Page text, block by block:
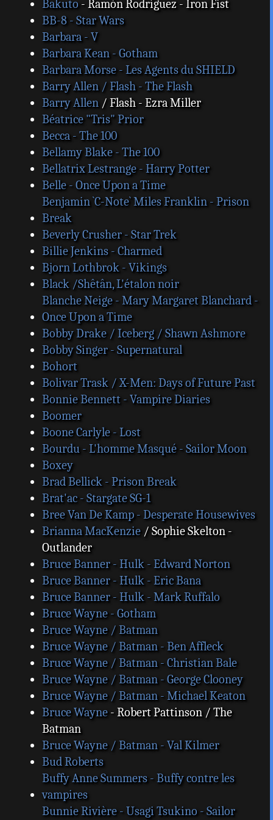
Bakuto - Ramón Rodríguez - Iron Fist
BB-8 - Star Wars
Barbara - V
Barbara Kean - Gotham
Barbara Morse - Les Agents du SHIELD
Barry Allen / Flash - The Flash
Barry Allen/ Flash - Ezra Miller
Béatrice "Tris" Prior
Becca - The 100
Bellamy Blake - The 100
Bellatrix Lestrange - Harry Potter
Belle - Once Upon a Time
Benjamin `C-Note` Miles Franklin - Prison
Break
Beverly Crusher - Star Trek
Billie Jenkins - Charmed
Bjorn Lothbrok - Vikings
Black /Shêtân, L'étalon noir
Blanche Neige - Mary Margaret Blanchard -
Once Upon a Time
Bobby Drake / Iceberg / Shawn Ashmore
Bobby Singer - Supernatural
Bohort
Bolivar Trask / X-Men: Days of Future Past
Bonnie Bennett - Vampire Diaries
Boomer
Boone Carlyle - Lost
Bourdu - L'homme Masqué - Sailor Moon
Boxey
Brad Bellick - Prison Break
Brat'ac - Stargate SG-1
Bree Van De Kamp - Desperate Housewives
Brianna MacKenzie/ Sophie Skelton -
Outlander
Bruce Banner - Hulk - Edward Norton
Bruce Banner - Hulk - Eric Bana
Bruce Banner - Hulk - Mark Ruffalo
Bruce Wayne - Gotham
Bruce Wayne / Batman
Bruce Wayne / Batman - Ben Affleck
Bruce Wayne / Batman - Christian Bale
Bruce Wayne / Batman - George Clooney
Bruce Wayne / Batman - Michael Keaton
Bruce Wayne- Robert Pattinson / The
Batman
Bruce Wayne / Batman - Val Kilmer
Bud Roberts
Buffy Anne Summers - Buffy contre les
vampires
Bunnie Rivière - Usagi Tsukino - Sailor